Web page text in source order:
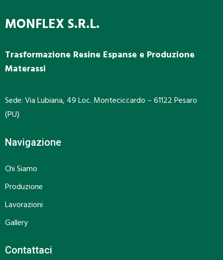
MONFLEXS.R.L.
Trasformazione Resine Espanse e Produzione
Materassi
Sede: Via Lubiana, 49 Loc. Monteciccardo – 61122 Pesaro
(PU)
Navigazione
Chi Siamo
Produzione
Lavorazioni
Gallery
Contattaci